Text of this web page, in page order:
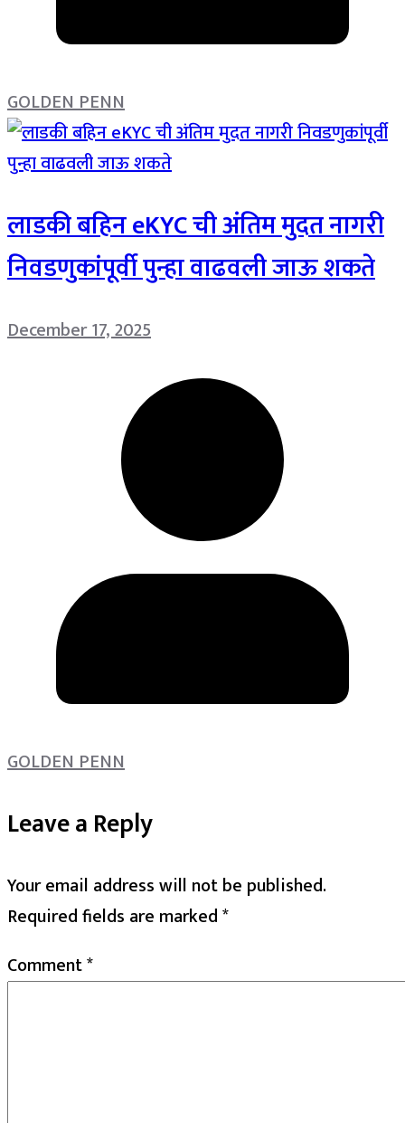
GOLDEN PENN
लाडकी बहिन eKYC ची अंतिम मुदत नागरी
निवडणुकांपूर्वी पुन्हा वाढवली जाऊ शकते
December 17, 2025
GOLDEN PENN
Leave a Reply
Your email address will not be published.
Required fields are marked*
Comment*